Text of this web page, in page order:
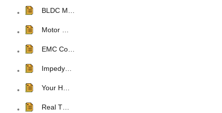
BLDC M…
Motor …
EMC Co…
Impedy…
Your H…
Real T…